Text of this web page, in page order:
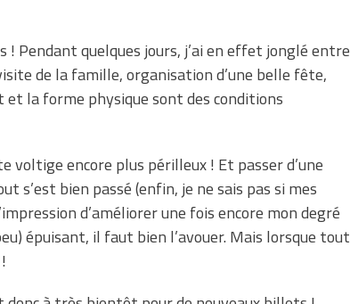
! Pendant quelques jours, j’ai en effet jonglé entre
de la famille, organisation d’une belle fête,
et la forme physique sont des conditions
voltige encore plus périlleux ! Et passer d’une
s’est bien passé (enfin, je ne sais pas si mes
d’améliorer une fois encore mon degré
épuisant, il faut bien l’avouer. Mais lorsque tout